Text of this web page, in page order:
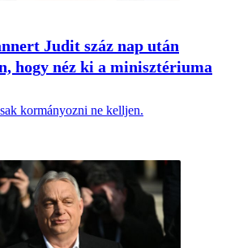
Judit száz nap után
hogy néz ki a minisztériuma
kormányozni ne kelljen.